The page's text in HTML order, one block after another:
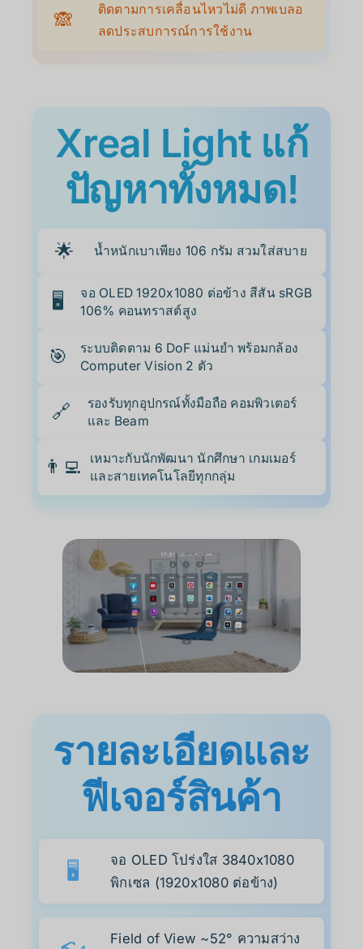
🙈
ติดตามการเคลื่อนไหวไม่ดี ภาพเบลอ
ลดประสบการณ์การใช้งาน
Xreal Light แก้
ปัญหาทั้งหมด!
🌟 น้ำหนักเบาเพียง 106 กรัม สวมใส่สบาย
🖥️
จอ OLED 1920x1080 ต่อข้าง สีสัน sRGB
106% คอนทราสต์สูง
🎯
ระบบติดตาม 6 DoF แม่นยำ พร้อมกล้อง
Computer Vision 2 ตัว
🔗
รองรับทุกอุปกรณ์ทั้งมือถือ คอมพิวเตอร์
และ Beam
👨‍💻
เหมาะกับนักพัฒนา นักศึกษา เกมเมอร์
และสายเทคโนโลยีทุกกลุ่ม
รายละเอียดและ
ฟีเจอร์สินค้า
🖥️
จอ OLED โปร่งใส 3840x1080
พิกเซล (1920x1080 ต่อข้าง)
Field of View ~52° ความสว่าง